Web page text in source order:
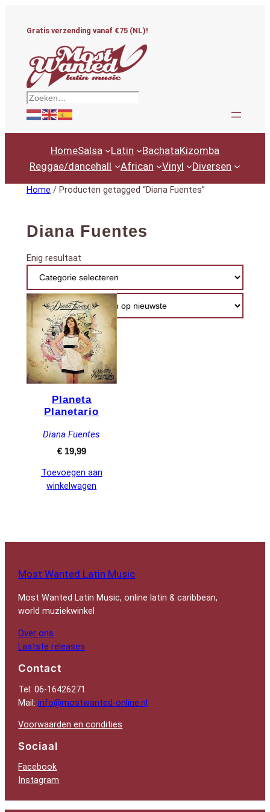
Gratis verzending vanaf €75 (NL)!
Zoeken
HomeSalsa Latin BachataKizomba
Reggae/dancehall
African Vinyl Diversen
Home / Producten getagged “Diana Fuentes”
Diana Fuentes
Enig resultaat
Planeta
Planetario
Diana Fuentes
€19,99
Toevoegen aan
winkelwagen
Most Wanted Latin Music
Most Wanted Latin Music, online latin & caribbean,
world muziekwinkel
Over ons
Laatste releases
Contact
Tel: 06-16426271
Mail:info@mostwanted-online.nl
Voorwaarden en condities
Sociaal
Facebook
Instagram